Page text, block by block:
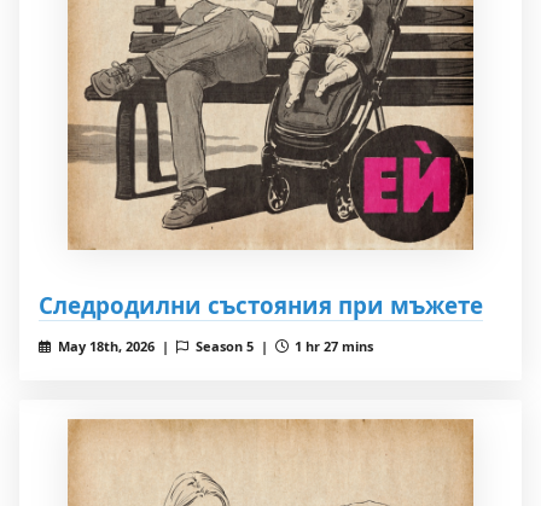
Следродилни състояния при мъжете
May 18th, 2026 | Season 5 | 1 hr 27 mins